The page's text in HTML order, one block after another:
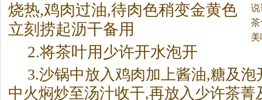
烧热,鸡肉过油,待肉色稍变金黄色
立刻捞起沥干备用
2.将茶叶用少许开水泡开
3.沙锅中放入鸡肉加上酱油,糖及泡
中火焖炒至汤汁收干,再放入少许茶菁